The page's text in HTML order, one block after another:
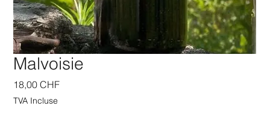
Malvoisie
18,00 CHFPrix
TVA Incluse